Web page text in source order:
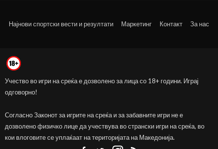
Најнови спортски вести и резултати Маркетинг Контакт За нас
Учество во игри на среќа е дозволено за лица со 18+ години. Играј
одговорно!
Согласно Законот за игрите на среќа и за забавните игри не е
дозволено физичко лице да учествува во странски игри на среќа, во
кои влоговите се уплаќаат на територијата на Македонија.